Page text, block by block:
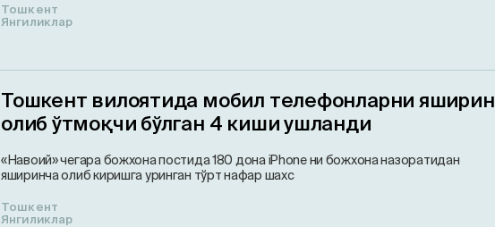
Тошкент
Янгиликлар
Тошкент вилоятида мобил телефонларни яширин
олиб ўтмоқчи бўлган 4 киши ушланди
«Навоий» чегара божхона постида 180 дона iPhone ни божхона назоратидан
яширинча олиб киришга уринган тўрт нафар шахс
Тошкент
Янгиликлар